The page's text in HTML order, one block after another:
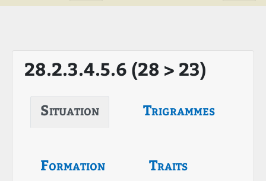
28.2.3.4.5.6 (28 > 23)
Situation Trigrammes
Formation Traits